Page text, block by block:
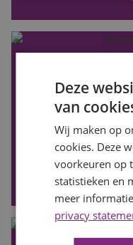
Deze
van
Wij maken op
cookies. Deze
voorkeuren op
statistieken en
meer
privacy